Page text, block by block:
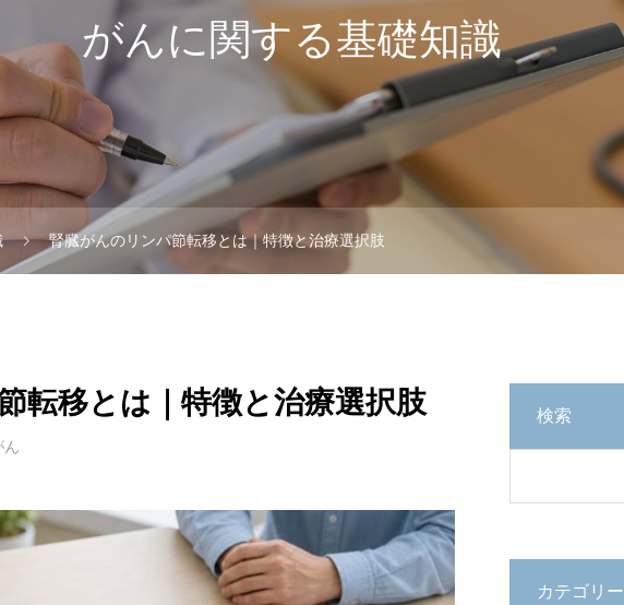
がんに関する基礎知識
腎臓がんのリンパ節転移とは｜特徴と治療選択肢
転移とは｜特徴と治療選択肢
ん
検索
カテゴリー